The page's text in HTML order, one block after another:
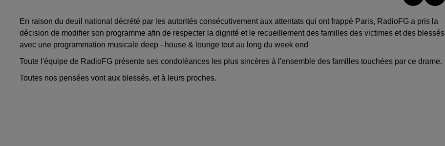
En raison du deuil national décrété par les autorités consécutivement aux attentats qui ont frappé Paris, RadioFG a pris la
décision de modifier son programme afin de respecter la dignité et le recueillement des familles des victimes et des blessés
avec une programmation musicale deep - house & lounge tout au long du week end
Toute l'équipe de RadioFG présente ses condoléances les plus sincères à l'ensemble des familles touchées par ce drame.
Toutes nos pensées vont aux blessés, et à leurs proches.